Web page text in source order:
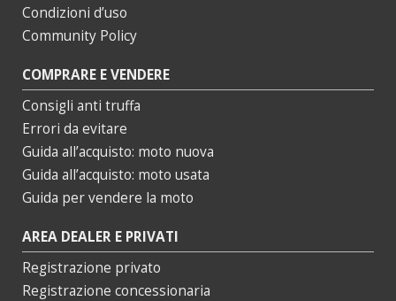
Condizioni d’uso
Community Policy
COMPRARE E VENDERE
Consigli anti truffa
Errori da evitare
Guida all’acquisto: moto nuova
Guida all’acquisto: moto usata
Guida per vendere la moto
AREA DEALER E PRIVATI
Registrazione privato
Registrazione concessionaria